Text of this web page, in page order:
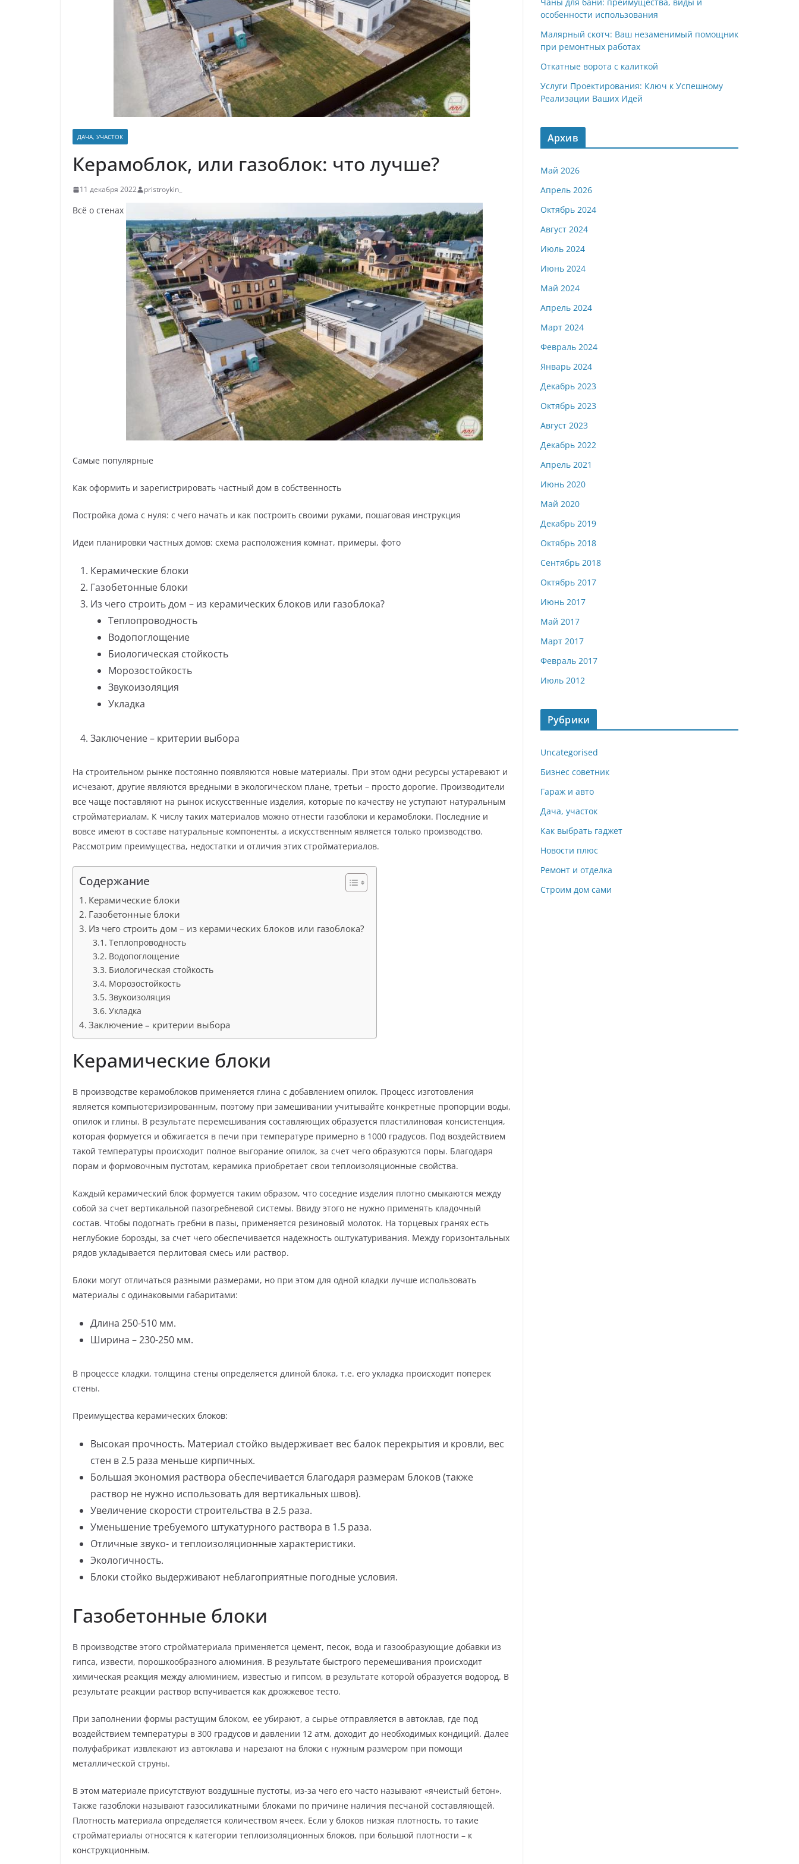
ДАЧА, УЧАСТОК
Керамоблок, или газоблок: что лучше?
11 декабря 2022 pristroykin_
Всё о стенах
Самые популярные
Как оформить и зарегистрировать частный дом в собственность
Постройка дома с нуля: с чего начать и как построить своими руками, пошаговая инструкция
Идеи планировки частных домов: схема расположения комнат, примеры, фото
Керамические блоки
Газобетонные блоки
Из чего строить дом – из керамических блоков или газоблока?
Теплопроводность
Водопоглощение
Биологическая стойкость
Морозостойкость
Звукоизоляция
Укладка
Заключение – критерии выбора
На строительном рынке постоянно появляются новые материалы. При этом одни ресурсы устаревают и
исчезают, другие являются вредными в экологическом плане, третьи – просто дорогие. Производители
все чаще поставляют на рынок искусственные изделия, которые по качеству не уступают натуральным
стройматериалам. К числу таких материалов можно отнести газоблоки и керамоблоки. Последние и
вовсе имеют в составе натуральные компоненты, а искусственным является только производство.
Рассмотрим преимущества, недостатки и отличия этих стройматериалов.
Содержание
Керамические блоки
Газобетонные блоки
Из чего строить дом – из керамических блоков или газоблока?
Теплопроводность
Водопоглощение
Биологическая стойкость
Морозостойкость
Звукоизоляция
Укладка
Заключение – критерии выбора
Керамические блоки
В производстве керамоблоков применяется глина с добавлением опилок. Процесс изготовления
является компьютеризированным, поэтому при замешивании учитывайте конкретные пропорции воды,
опилок и глины. В результате перемешивания составляющих образуется пластилиновая консистенция,
которая формуется и обжигается в печи при температуре примерно в 1000 градусов. Под воздействием
такой температуры происходит полное выгорание опилок, за счет чего образуются поры. Благодаря
порам и формовочным пустотам, керамика приобретает свои теплоизоляционные свойства.
Каждый керамический блок формуется таким образом, что соседние изделия плотно смыкаются между
собой за счет вертикальной пазогребневой системы. Ввиду этого не нужно применять кладочный
состав. Чтобы подогнать гребни в пазы, применяется резиновый молоток. На торцевых гранях есть
неглубокие борозды, за счет чего обеспечивается надежность оштукатуривания. Между горизонтальных
рядов укладывается перлитовая смесь или раствор.
Блоки могут отличаться разными размерами, но при этом для одной кладки лучше использовать
материалы с одинаковыми габаритами:
Длина 250-510 мм.
Ширина – 230-250 мм.
В процессе кладки, толщина стены определяется длиной блока, т.е. его укладка происходит поперек
стены.
Преимущества керамических блоков:
Высокая прочность. Материал стойко выдерживает вес балок перекрытия и кровли, вес
стен в 2.5 раза меньше кирпичных.
Большая экономия раствора обеспечивается благодаря размерам блоков (также
раствор не нужно использовать для вертикальных швов).
Увеличение скорости строительства в 2.5 раза.
Уменьшение требуемого штукатурного раствора в 1.5 раза.
Отличные звуко- и теплоизоляционные характеристики.
Экологичность.
Блоки стойко выдерживают неблагоприятные погодные условия.
Газобетонные блоки
В производстве этого стройматериала применяется цемент, песок, вода и газообразующие добавки из
гипса, извести, порошкообразного алюминия. В результате быстрого перемешивания происходит
химическая реакция между алюминием, известью и гипсом, в результате которой образуется водород. В
результате реакции раствор вспучивается как дрожжевое тесто.
При заполнении формы растущим блоком, ее убирают, а сырье отправляется в автоклав, где под
воздействием температуры в 300 градусов и давлении 12 атм, доходит до необходимых кондиций. Далее
полуфабрикат извлекают из автоклава и нарезают на блоки с нужным размером при помощи
металлической струны.
В этом материале присутствуют воздушные пустоты, из-за чего его часто называют «ячеистый бетон».
Также газоблоки называют газосиликатными блоками по причине наличия песчаной составляющей.
Плотность материала определяется количеством ячеек. Если у блоков низкая плотность, то такие
стройматериалы относятся к категории теплоизоляционных блоков, при большой плотности – к
конструкционным.
особенности использования
Малярный скотч: Ваш незаменимый помощник
при ремонтных работах
Откатные ворота с калиткой
Услуги Проектирования: Ключ к Успешному
Реализации Ваших Идей
Архив
Май 2026
Апрель 2026
Октябрь 2024
Август 2024
Июль 2024
Июнь 2024
Май 2024
Апрель 2024
Март 2024
Февраль 2024
Январь 2024
Декабрь 2023
Октябрь 2023
Август 2023
Декабрь 2022
Апрель 2021
Июнь 2020
Май 2020
Декабрь 2019
Октябрь 2018
Сентябрь 2018
Октябрь 2017
Июнь 2017
Май 2017
Март 2017
Февраль 2017
Июль 2012
Рубрики
Uncategorised
Бизнес советник
Гараж и авто
Дача, участок
Как выбрать гаджет
Новости плюс
Ремонт и отделка
Строим дом сами